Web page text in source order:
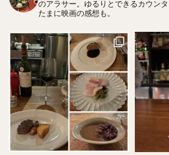
のアラサー。ゆるりとできるカウンタ
たまに映画の感想も。